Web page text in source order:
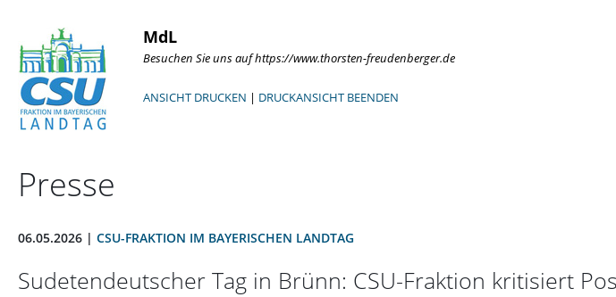
MdL
Besuchen Sie uns auf https://www.thorsten-freudenberger.de
ANSICHT DRUCKEN | DRUCKANSICHT BEENDEN
Presse
06.05.2026 | CSU-FRAKTION IM BAYERISCHEN LANDTAG
Sudetendeutscher Tag in Brünn: CSU-Fraktion kritisiert